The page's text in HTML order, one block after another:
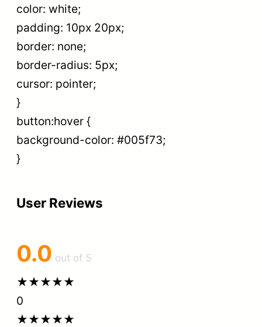
color: white;
padding: 10px 20px;
border: none;
border-radius: 5px;
cursor: pointer;
}
button:hover {
background-color: #005f73;
}
User Reviews
0.0 out of 5
★★★★★
0
★★★★★